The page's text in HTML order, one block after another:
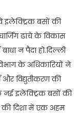
बसों की
ढांचे के विकास
न पैदा हो.दिल्ली
के अधिकारियों ने
और विद्युतीकरण की
नई इलेक्ट्रिक बसों की
की दिशा में एक अहम